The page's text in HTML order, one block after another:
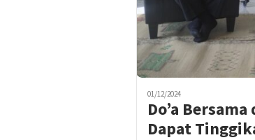
01/12/2024
Do’a
Dapat